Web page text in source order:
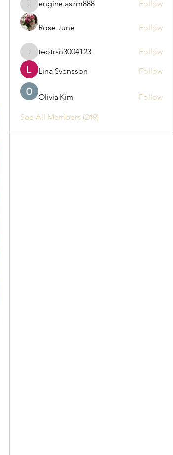
engine.aszm888
engine.aszm888 Follow
Rose June Follow
teotran3004123
teotran3004123 Follow
Lina Svensson Follow
Olivia Kim Follow
See All Members (249)